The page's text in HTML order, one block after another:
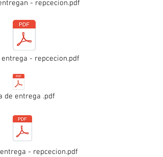
- repcecion.pdf
- repcecion.pdf
de entrega .pdf
- repcecion.pdf